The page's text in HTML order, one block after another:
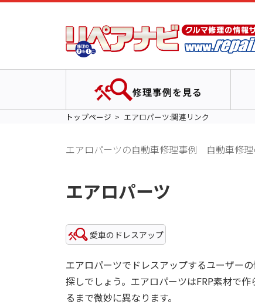
修理事例を見る
トップページ エアロパーツ:関連リンク
エアロパーツの自動車修理事例 自動車修理
エアロパーツ
愛車のドレスアップ
エアロパーツでドレスアップするユーザー
探しでしょう。エアロパーツはFRP素材で
るまで微妙に異なります。